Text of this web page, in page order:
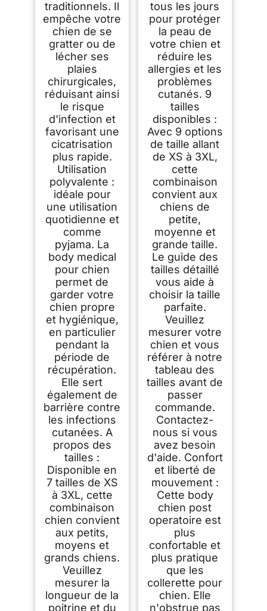
traditionnels. Il
empêche votre
chien de se
gratter ou de
lécher ses
plaies
chirurgicales,
réduisant ainsi
le risque
d'infection et
favorisant une
cicatrisation
plus rapide.
Utilisation
polyvalente :
idéale pour
une utilisation
quotidienne et
comme
pyjama. La
body medical
pour chien
permet de
garder votre
chien propre
et hygiénique,
en particulier
pendant la
période de
récupération.
Elle sert
également de
barrière contre
les infections
cutanées. A
propos des
tailles :
Disponible en
7 tailles de XS
à 3XL, cette
combinaison
chien convient
aux petits,
moyens et
grands chiens.
Veuillez
mesurer la
longueur de la
poitrine et du
tous les jours
pour protéger
la peau de
votre chien et
réduire les
allergies et les
problèmes
cutanés. 9
tailles
disponibles :
Avec 9 options
de taille allant
de XS à 3XL,
cette
combinaison
convient aux
chiens de
petite,
moyenne et
grande taille.
Le guide des
tailles détaillé
vous aide à
choisir la taille
parfaite.
Veuillez
mesurer votre
chien et vous
référer à notre
tableau des
tailles avant de
passer
commande.
Contactez-
nous si vous
avez besoin
d'aide. Confort
et liberté de
mouvement :
Cette body
chien post
operatoire est
plus
confortable et
plus pratique
que les
collerette pour
chien. Elle
n'obstrue pas